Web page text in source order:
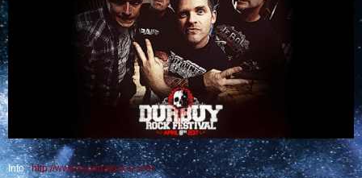
Info :http://www.tagadajones.com